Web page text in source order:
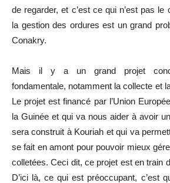
de regarder, et c’est ce qui n’est pas le
la gestion des ordures est un grand
Conakry.
Mais il y a un grand projet
fondamentale, notamment la collecte et
Le projet est financé par l’Union
la Guinée et qui va nous aider à avoir
sera construit à Kouriah et qui va
se fait en amont pour pouvoir mieux
colletées. Ceci dit, ce projet est en train
D’ici là, ce qui est préoccupant, c’est